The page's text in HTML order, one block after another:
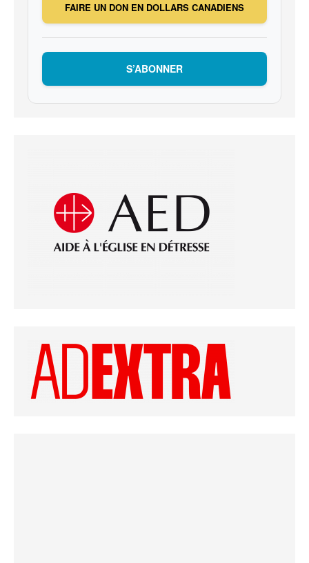
FAIRE UN DON EN DOLLARS CANADIENS
S’ABONNER